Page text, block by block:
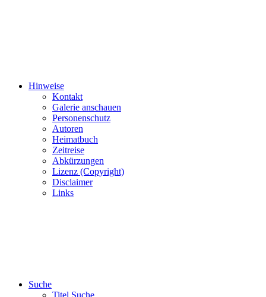
Hinweise
Kontakt
Galerie anschauen
Personenschutz
Autoren
Heimatbuch
Zeitreise
Abkürzungen
Lizenz (Copyright)
Disclaimer
Links
Suche
Titel Suche